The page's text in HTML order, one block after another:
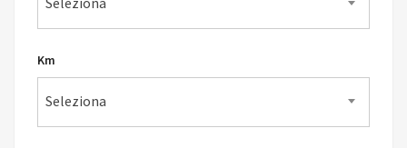
Km
Seleziona